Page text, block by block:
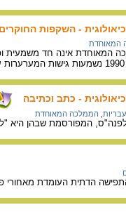
- השקפות
המאוחדת
המאוחדת אינה חד
- כתב וכתיבה
הממלכה המאוחדת
המפורסמת שבהן היא
הדתית העומדת מאחורי